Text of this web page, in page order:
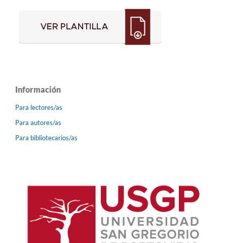
Información
Para lectores/as
Para autores/as
Para bibliotecarios/as